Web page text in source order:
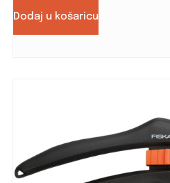
Dodaj u košaricu